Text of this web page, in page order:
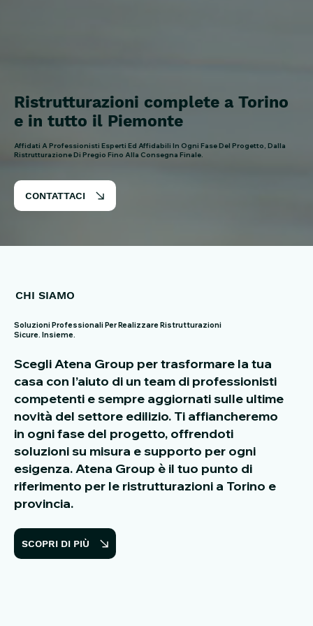
Ristrutturazioni complete a Torino
e in tutto il Piemonte
Affidati A Professionisti Esperti Ed Affidabili In Ogni Fase Del Progetto, Dalla
Ristrutturazione Di Pregio Fino Alla Consegna Finale.
CONTATTACI
CHI SIAMO
Soluzioni Professionali Per Realizzare Ristrutturazioni
Sicure. Insieme.
Scegli Atena Group per trasformare la tua
casa con l’aiuto di un team di professionisti
competenti e sempre aggiornati sulle ultime
novità del settore edilizio. Ti affiancheremo
in ogni fase del progetto, offrendoti
soluzioni su misura e supporto per ogni
esigenza. Atena Group è il tuo punto di
riferimento per le ristrutturazioni a Torino e
provincia.
SCOPRI DI PIÙ